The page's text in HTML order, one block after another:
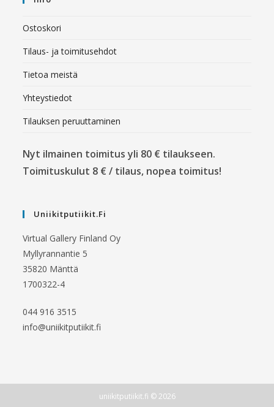
Ostoskori
Tilaus- ja toimitusehdot
Tietoa meistä
Yhteystiedot
Tilauksen peruuttaminen
Nyt ilmainen toimitus yli 80 € tilaukseen.
Toimituskulut 8 € / tilaus, nopea toimitus!
Uniikitputiikit.fi
Virtual Gallery Finland Oy
Myllyrannantie 5
35820 Mänttä
1700322-4
044 916 3515
info@uniikitputiikit.fi
uniikitputiikit.fi © 2026